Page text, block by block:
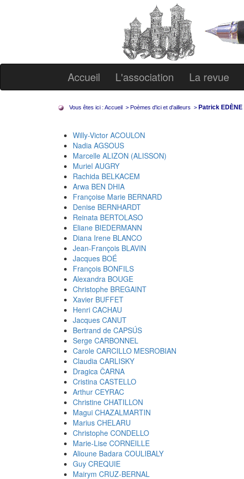
Accueil L'association La revue
Vous êtes ici : Accueil > Poèmes d'ici et d'ailleurs > Patrick EDÈNE
Willy-Victor ACOULON
Nadia AGSOUS
Marcelle ALIZON (ALISSON)
Muriel AUGRY
Rachida BELKACEM
Arwa BEN DHIA
Françoise Marie BERNARD
Denise BERNHARDT
Reinata BERTOLASO
Eliane BIEDERMANN
Diana Irene BLANCO
Jean-François BLAVIN
Jacques BOÉ
François BONFILS
Alexandra BOUGE
Christophe BREGAINT
Xavier BUFFET
Henri CACHAU
Jacques CANUT
Bertrand de CAPSÚS
Serge CARBONNEL
Carole CARCILLO MESROBIAN
Claudia CARLISKY
Dragica ČARNA
Cristina CASTELLO
Arthur CEYRAC
Christine CHATILLON
Magui CHAZALMARTIN
Marius CHELARU
Christophe CONDELLO
Marie-Lise CORNEILLE
Alioune Badara COULIBALY
Guy CREQUIE
Mairym CRUZ-BERNAL